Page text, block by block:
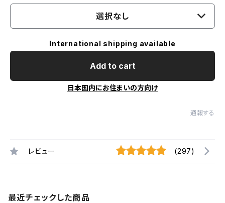
選択なし
International shipping available
Add to cart
日本国内にお住まいの方向け
通報する
レビュー (297)
最近チェックした商品